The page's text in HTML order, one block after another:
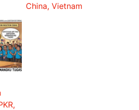
China, Vietnam